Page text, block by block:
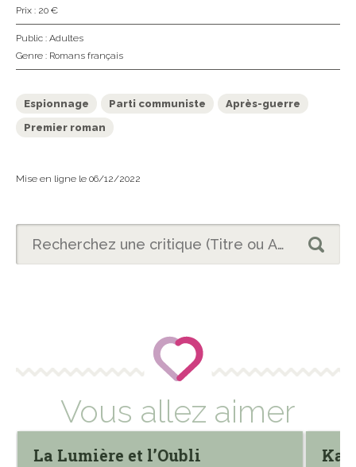
Prix : 20 €
Public : Adultes
Genre : Romans français
Espionnage Parti communiste
Après-guerre
Premier roman
Mise en ligne le 06/12/2022
Vous allez aimer
La Lumière et l’Oubli